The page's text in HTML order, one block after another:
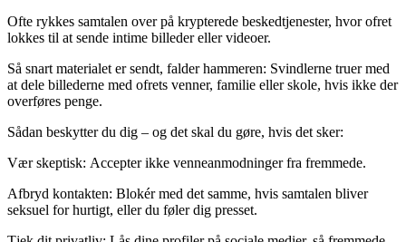
Ofte rykkes samtalen over på krypterede beskedtjenester, hvor ofret
lokkes til at sende intime billeder eller videoer.
Så snart materialet er sendt, falder hammeren: Svindlerne truer med
at dele billederne med ofrets venner, familie eller skole, hvis ikke der
overføres penge.
Sådan beskytter du dig – og det skal du gøre, hvis det sker:
Vær skeptisk: Accepter ikke venneanmodninger fra fremmede.
Afbryd kontakten: Blokér med det samme, hvis samtalen bliver
seksuel for hurtigt, eller du føler dig presset.